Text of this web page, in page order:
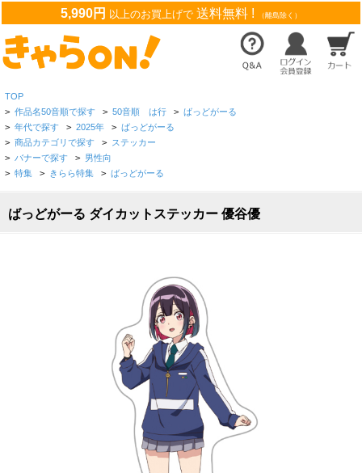
5,990円 以上のお買上げで 送料無料 ! （離島除く）
TOP
> 作品名50音順で探す > 50音順 は行 > ばっどがーる
> 年代で探す > 2025年 > ばっどがーる
> 商品カテゴリで探す > ステッカー
> バナーで探す > 男性向
> 特集 > きらら特集 > ばっどがーる
ばっどがーる ダイカットステッカー 優谷優